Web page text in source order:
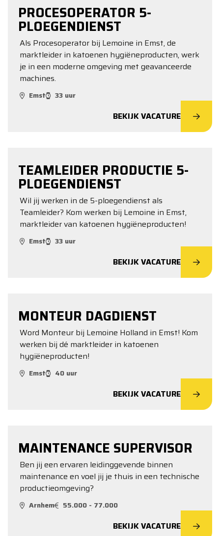
PROCESOPERATOR 5-
PLOEGENDIENST
Als Procesoperator bij Lemoine in Emst, de
marktleider in katoenen hygiëneproducten, werk
je in een moderne omgeving met geavanceerde
machines.
Emst 33 uur
BEKIJK VACATURE
TEAMLEIDER PRODUCTIE 5-
PLOEGENDIENST
Wil jij werken in de 5-ploegendienst als
Teamleider? Kom werken bij Lemoine in Emst,
marktleider van katoenen hygiëneproducten!
Emst 33 uur
BEKIJK VACATURE
MONTEUR DAGDIENST
Word Monteur bij Lemoine Holland in Emst! Kom
werken bij dé marktleider in katoenen
hygiëneproducten!
Emst 40 uur
BEKIJK VACATURE
MAINTENANCE SUPERVISOR
Ben jij een ervaren leidinggevende binnen
maintenance en voel jij je thuis in een technische
productieomgeving?
Arnhem 55.000 - 77.000
BEKIJK VACATURE